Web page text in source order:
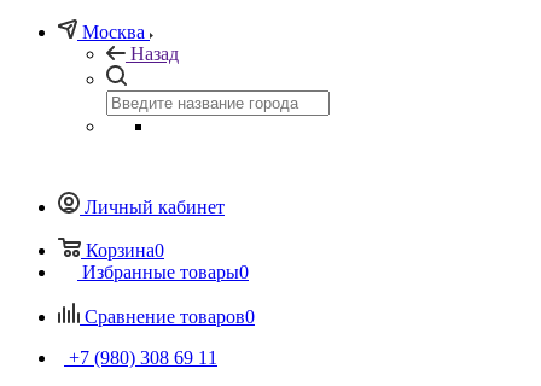
Москва
Назад
Личный кабинет
Корзина0
Избранные товары0
Сравнение товаров0
+7 (980) 308 69 11